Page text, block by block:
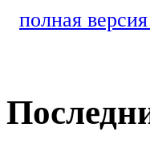
полная